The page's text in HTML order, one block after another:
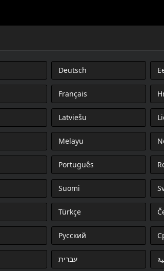
Deutsch
Français
Latviešu
Melayu
Português
Suomi
Türkçe
Русский
עברית